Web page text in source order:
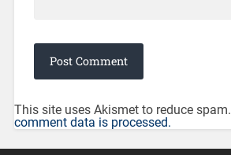
This site uses Akismet to reduce spam.
comment data is processed.